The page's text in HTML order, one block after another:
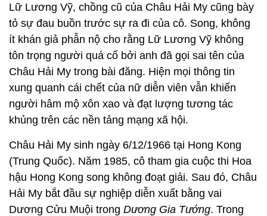
Lữ Lương Vỹ, chồng cũ của Châu Hải My cũng bày
tỏ sự đau buồn trước sự ra đi của cô. Song, không
ít khán giả phẫn nộ cho rằng Lữ Lương Vỹ không
tôn trọng người quá cố bởi anh đã gọi sai tên của
Châu Hải My trong bài đăng. Hiện mọi thông tin
xung quanh cái chết của nữ diễn viên vẫn khiến
người hâm mộ xôn xao và đạt lượng tương tác
khủng trên các nền tảng mạng xã hội.
Châu Hải My sinh ngày 6/12/1966 tại Hong Kong
(Trung Quốc). Năm 1985, cô tham gia cuộc thi Hoa
hậu Hong Kong song không đoạt giải. Sau đó, Châu
Hải My bắt đầu sự nghiệp diễn xuất bằng vai
Dương Cửu Muội trong Dương Gia Tướng. Trong